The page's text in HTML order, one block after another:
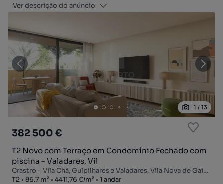
Ver descrição do anúncio
1 / 13
382 500 €
T2 Novo com Terraço em Condomínio Fechado com
piscina – Valadares, Vil
Crastro - Vila Chã, Gulpilhares e Valadares, Vila Nova de Gaia, Porto
Tipologia
T2
Zona86.7 m²
Preço por metro quadrado
4411,76 €/m²
Andar
1 andar